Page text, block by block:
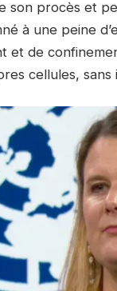
son procès et
à une peine
et de
cellules, sans